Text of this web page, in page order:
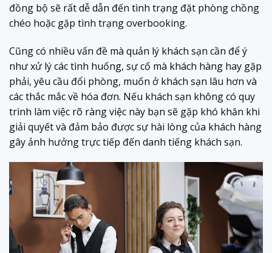
đồng bộ sẽ rất dễ dẫn đến tình trạng đặt phòng chồng
chéo hoặc gặp tình trạng overbooking.
Cũng có nhiều vấn đề mà quản lý khách sạn cần để ý
như xử lý các tình huống, sự cố mà khách hàng hay gặp
phải, yêu cầu đổi phòng, muốn ở khách sạn lâu hơn và
các thắc mắc về hóa đơn. Nếu khách sạn không có quy
trình làm việc rõ ràng việc này bạn sẽ gặp khó khăn khi
giải quyết và đảm bảo được sự hài lòng của khách hàng
gây ảnh hưởng trực tiếp đến danh tiếng khách sạn.